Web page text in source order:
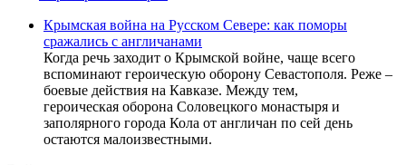
Крымская война на Русском Севере: как поморы
сражались с англичанами
Когда речь заходит о Крымской войне, чаще всего
вспоминают героическую оборону Севастополя. Реже –
боевые действия на Кавказе. Между тем,
героическая оборона Соловецкого монастыря и
заполярного города Кола от англичан по сей день
остаются малоизвестными.